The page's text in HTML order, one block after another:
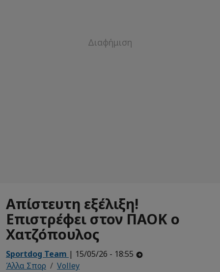
Απίστευτη εξέλιξη!
Επιστρέφει στον ΠΑΟΚ ο
Χατζόπουλος
Sportdog Team | 15/05/26 - 18:55
Άλλα Σπορ
Volley